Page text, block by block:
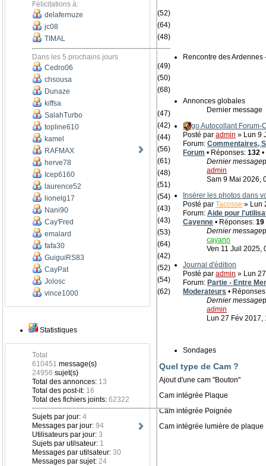
Félicitations à:
delafernuze
(52)
jc08
(64)
TIMAL
(48)
Dans les 5 prochains jours
Cedro06
(49)
chsousa
(50)
Dunaze
(68)
kiffsa
SalahTurbo
(47)
topline610
(42)
kamel
(44)
RAFMAX
(56)
herve78
(61)
Icep6160
(48)
laurence52
(51)
lionelg17
(54)
Nani90
(43)
Cay'Fred
(43)
emalard
(53)
fafa30
(64)
GuiguiRS83
(42)
CayPat
(52)
Jolosc
(54)
vince1000
(62)
Statistiques
Total
610451 message(s)
24956 sujet(s)
Total des annonces: 13
Total des post-it: 16
Total des fichiers joints: 62322
Sujets par jour: 4
Messages par jour: 94
Utilisateurs par jour: 3
Sujets par utilsateur: 1
Messages par utilsateur: 30
Messages par sujet: 24
Rencontre des
Annonces globales
Dernier message
Logo Autocollant Forum-
Posté par admin » Lun 9
Forum: Commentaires,
Forum • Réponses: 132
Dernier message
admin
Sam 9 Mai 2026,
Insérer les photos dans
Posté par Tacosse » Lun
Forum: Aide pour
Cayenne • Réponses: 19
Dernier message
cayann
Ven 11 Juil 2025,
Journal d'édition
Posté par admin » Lun
Forum: Partie - Entre
Moderateurs •
Dernier message
admin
Lun 27 Fév 2017,
Sondages
Quel type de Cam ?
Ajout d'une cam "Bouton"
Cam intégrée Plaque
Cam intégrée Poignée
Cam intégrée lumière de plaque